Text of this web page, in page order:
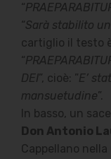
“
“Sarà stabilito
cartiglio il testo
“
DEI”, cioè: ”E’
mansuetudine”.
In basso, un
Don Antonio
Cappellano